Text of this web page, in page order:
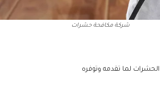
شركة مكافحة حشرات
لما تقدمه وتوفره